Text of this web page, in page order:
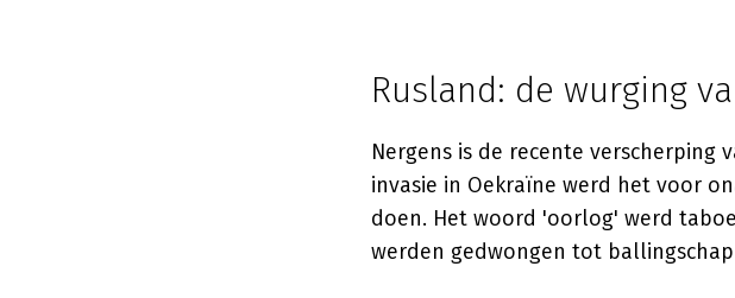
Rusland: de wurging
Nergens is de recente verscherping
invasie in Oekraïne werd het voor
doen. Het woord 'oorlog' werd
werden gedwongen tot